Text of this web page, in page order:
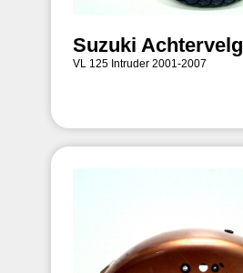
Suzuki Achtervelg
VL 125 Intruder 2001-2007